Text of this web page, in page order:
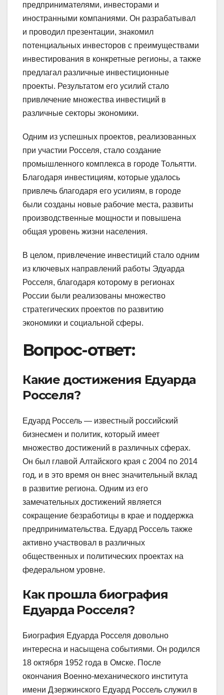
предпринимателями, инвесторами и
иностранными компаниями. Он разрабатывал
и проводил презентации, знакомил
потенциальных инвесторов с преимуществами
инвестирования в конкретные регионы, а также
предлагал различные инвестиционные
проекты. Результатом его усилий стало
привлечение множества инвестиций в
различные секторы экономики.
Одним из успешных проектов, реализованных
при участии Росселя, стало создание
промышленного комплекса в городе Тольятти.
Благодаря инвестициям, которые удалось
привлечь благодаря его усилиям, в городе
были созданы новые рабочие места, развиты
производственные мощности и повышена
общая уровень жизни населения.
В целом, привлечение инвестиций стало одним
из ключевых направлений работы Эдуарда
Росселя, благодаря которому в регионах
России были реализованы множество
стратегических проектов по развитию
экономики и социальной сферы.
Вопрос-ответ:
Какие достижения Едуарда
Росселя?
Едуард Россель — известный российский
бизнесмен и политик, который имеет
множество достижений в различных сферах.
Он был главой Алтайского края с 2004 по 2014
год, и в это время он внес значительный вклад
в развитие региона. Одним из его
замечательных достижений является
сокращение безработицы в крае и поддержка
предпринимательства. Едуард Россель также
активно участвовал в различных
общественных и политических проектах на
федеральном уровне.
Как прошла биография
Едуарда Росселя?
Биография Едуарда Росселя довольно
интересна и насыщена событиями. Он родился
18 октября 1952 года в Омске. После
окончания Военно-механического института
имени Дзержинского Едуард Россель служил в